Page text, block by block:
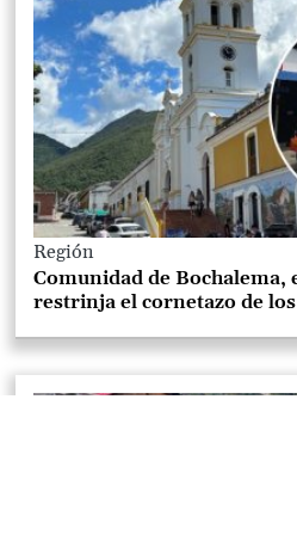
Región
Comunidad de Bochalema,
restrinja el cornetazo de